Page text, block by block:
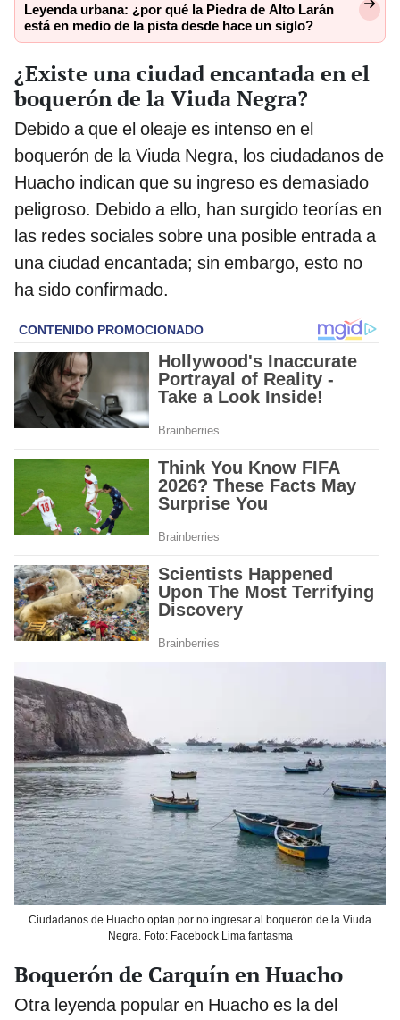
Leyenda urbana: ¿por qué la Piedra de Alto Larán
está en medio de la pista desde hace un siglo?
¿Existe una ciudad encantada en el
boquerón de la Viuda Negra?
Debido a que el oleaje es intenso en el
boquerón de la Viuda Negra, los ciudadanos de
Huacho indican que su ingreso es demasiado
peligroso. Debido a ello, han surgido teorías en
las redes sociales sobre una posible entrada a
una ciudad encantada; sin embargo, esto no
ha sido confirmado.
Ciudadanos de Huacho optan por no ingresar al boquerón de la Viuda
Negra. Foto: Facebook Lima fantasma
Boquerón de Carquín en Huacho
Otra leyenda popular en Huacho es la del